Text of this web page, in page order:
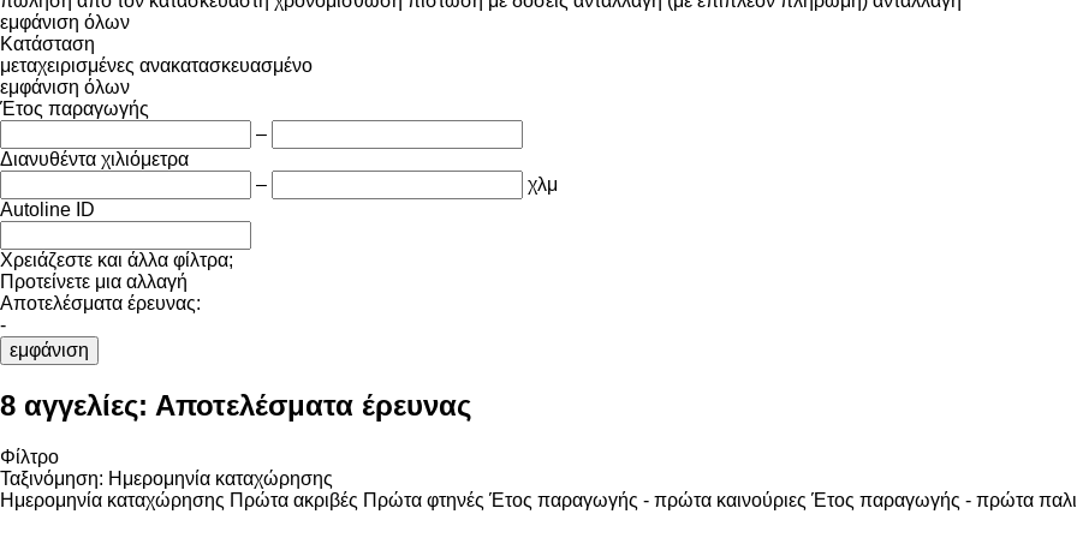
εμφάνιση όλων
Κατάσταση
μεταχειρισμένες ανακατασκευασμένο
εμφάνιση όλων
Έτος παραγωγής
–
Διανυθέντα χιλιόμετρα
–
χλμ
Autoline ID
Χρειάζεστε και άλλα φίλτρα;
Προτείνετε μια αλλαγή
Αποτελέσματα έρευνας:
-
εμφάνιση
8 αγγελίες: Αποτελέσματα έρευνας
Φίλτρο
Ταξινόμηση: Ημερομηνία καταχώρησης
Ημερομηνία καταχώρησης Πρώτα ακριβές Πρώτα φτηνές Έτος παραγωγής - πρώτα καινούριες Έτος παραγωγής - πρώτα